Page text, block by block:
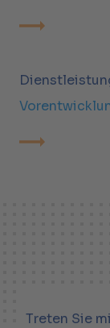
Treten Sie